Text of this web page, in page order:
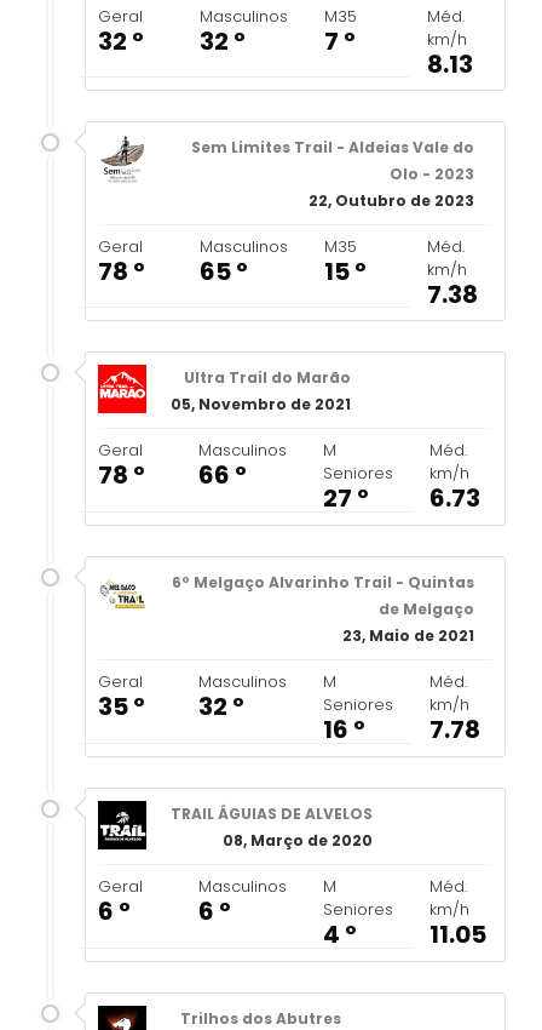
Geral
32 º
Masculinos
32 º
M35
7 º
Méd.
km/h
8.13
Sem Limites Trail - Aldeias Vale do
Olo - 2023
22, Outubro de 2023
Geral
78 º
Masculinos
65 º
M35
15 º
Méd.
km/h
7.38
Ultra Trail do Marão
05, Novembro de 2021
Geral
78 º
Masculinos
66 º
M
Seniores
27 º
Méd.
km/h
6.73
6º Melgaço Alvarinho Trail - Quintas
de Melgaço
23, Maio de 2021
Geral
35 º
Masculinos
32 º
M
Seniores
16 º
Méd.
km/h
7.78
TRAIL ÁGUIAS DE ALVELOS
08, Março de 2020
Geral
6 º
Masculinos
6 º
M
Seniores
4 º
Méd.
km/h
11.05
Trilhos dos Abutres